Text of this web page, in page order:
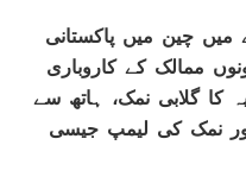
میں چین میں پاکستانی
ممالک کے کاروباری
کا گلابی نمک، ہاتھ سے
نمک کی لیمپ جیسی